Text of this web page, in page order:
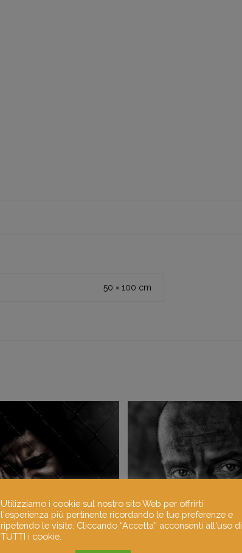
50 × 100 cm
Utilizziamo i cookie sul nostro sito Web per offrirti
l'esperienza più pertinente ricordando le tue preferenze e
ripetendo le visite. Cliccando “Accetta” acconsenti all'uso di
TUTTI i cookie.